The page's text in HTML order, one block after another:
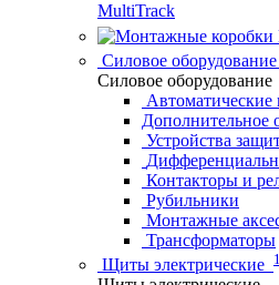
MultiTrack
Силовое оборудование
Силовое оборудование
Автоматические
Дополнительное
Устройства
Контакторы и
Рубильники
Монтажные
Трансформаторы
Щиты электрические